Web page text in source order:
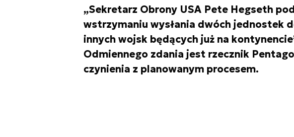
„Sekretarz Obrony USA Pete Hegseth
wstrzymaniu wysłania dwóch jednostek
innych wojsk będących już na
Odmiennego zdania jest rzecznik
czynienia z planowanym procesem.